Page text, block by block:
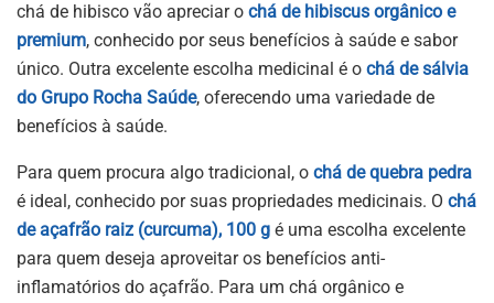
chá de hibisco vão apreciar o chá de hibiscus orgânico e
premium, conhecido por seus benefícios à saúde e sabor
único. Outra excelente escolha medicinal é o chá de sálvia
do Grupo Rocha Saúde, oferecendo uma variedade de
benefícios à saúde.
Para quem procura algo tradicional, o chá de quebra pedra
é ideal, conhecido por suas propriedades medicinais. O chá
de açafrão raiz (curcuma), 100 g é uma escolha excelente
para quem deseja aproveitar os benefícios anti-
inflamatórios do açafrão. Para um chá orgânico e